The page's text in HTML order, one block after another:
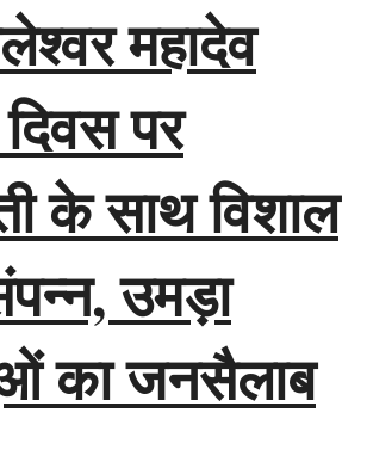
महादेव
पर
के साथ विशाल
उमड़ा
का जनसैलाब